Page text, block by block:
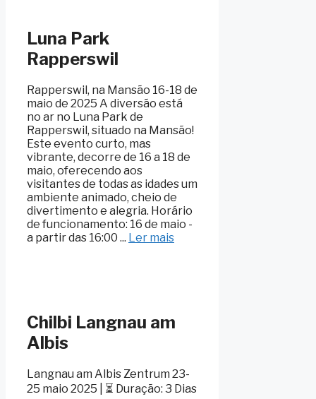
Luna Park
Rapperswil
Rapperswil, na Mansão 16-18 de
maio de 2025 A diversão está
no ar no Luna Park de
Rapperswil, situado na Mansão!
Este evento curto, mas
vibrante, decorre de 16 a 18 de
maio, oferecendo aos
visitantes de todas as idades um
ambiente animado, cheio de
divertimento e alegria. Horário
de funcionamento: 16 de maio -
a partir das 16:00 ... Ler mais
Chilbi Langnau am
Albis
Langnau am Albis Zentrum 23-
25 maio 2025 | ⏳ Duração: 3 Dias